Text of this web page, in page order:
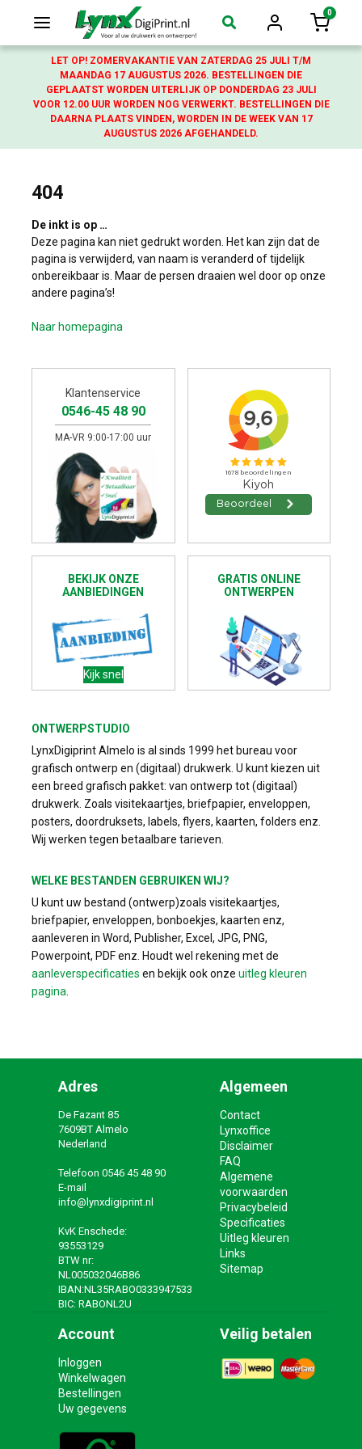
Login
0
LET OP! ZOMERVAKANTIE VAN ZATERDAG 25 JULI T/M
MAANDAG 17 AUGUSTUS 2026. BESTELLINGEN DIE
GEPLAATST WORDEN UITERLIJK OP DONDERDAG 23 JULI
VOOR 12.00 UUR WORDEN NOG VERWERKT. BESTELLINGEN DIE
DAARNA PLAATS VINDEN, WORDEN IN DE WEEK VAN 17
AUGUSTUS 2026 AFGEHANDELD.
404
De inkt is op …
Deze pagina kan niet gedrukt worden. Het kan zijn dat de
pagina is verwijderd, van naam is veranderd of tijdelijk
onbereikbaar is. Maar de persen draaien wel door op onze
andere pagina’s!
Naar homepagina
Klantenservice
0546-45 48 90
MA-VR 9:00-17:00 uur
BEKIJK ONZE
AANBIEDINGEN
Kijk snel
GRATIS ONLINE
ONTWERPEN
ONTWERPSTUDIO
LynxDigiprint Almelo is al sinds 1999 het bureau voor
grafisch ontwerp en (digitaal) drukwerk. U kunt kiezen uit
een breed grafisch pakket: van ontwerp tot (digitaal)
drukwerk. Zoals visitekaartjes, briefpapier, enveloppen,
posters, doordruksets, labels, flyers, kaarten, folders enz.
Wij werken tegen betaalbare tarieven.
WELKE BESTANDEN GEBRUIKEN WIJ?
U kunt uw bestand (ontwerp)zoals visitekaartjes,
briefpapier, enveloppen, bonboekjes, kaarten enz,
aanleveren in Word, Publisher, Excel, JPG, PNG,
Powerpoint, PDF enz. Houdt wel rekening met de
aanleverspecificaties en bekijk ook onze uitleg kleuren
pagina
Adres
De Fazant 85
7609BT Almelo
Nederland
Telefoon 0546 45 48 90
E-mail
info@lynxdigiprint.nl
KvK Enschede:
93553129
BTW nr:
NL005032046B86
IBAN:NL35RABO0333947533
BIC: RABONL2U
Algemeen
Contact
Lynxoffice
Disclaimer
FAQ
Algemene
voorwaarden
Privacybeleid
Specificaties
Uitleg kleuren
Links
Sitemap
Account
Inloggen
Winkelwagen
Bestellingen
Uw gegevens
Veilig betalen